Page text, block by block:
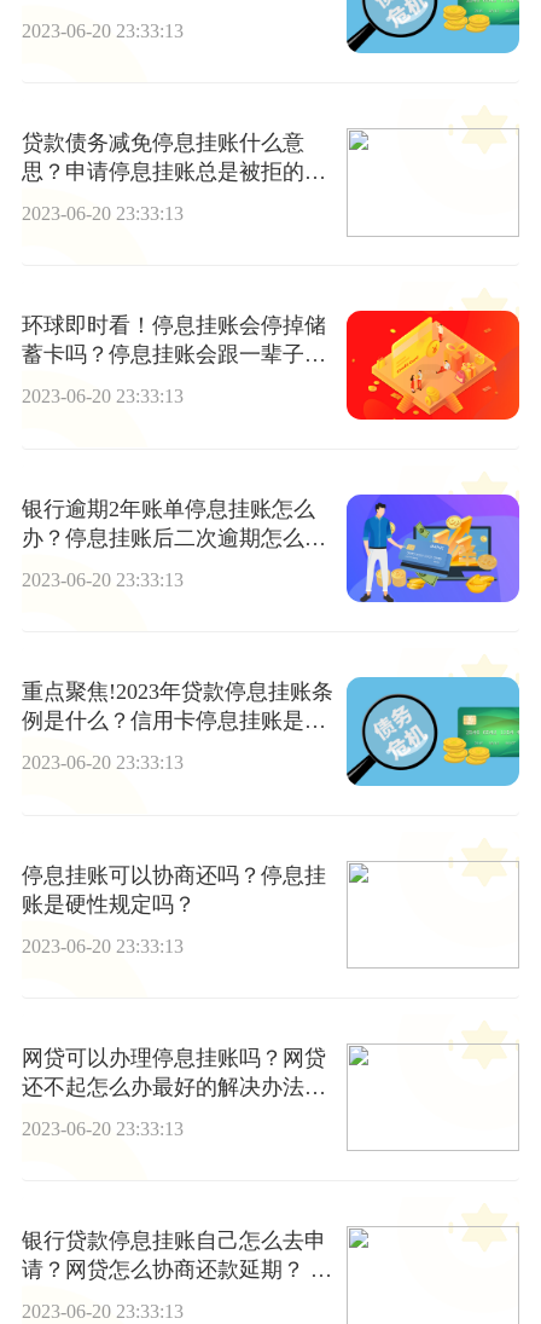
2023-06-20 23:33:13
贷款债务减免停息挂账什么意
思？申请停息挂账总是被拒的原
因分析-环球速看
2023-06-20 23:33:13
环球即时看！停息挂账会停掉储
蓄卡吗？停息挂账会跟一辈子
吗？
2023-06-20 23:33:13
银行逾期2年账单停息挂账怎么
办？停息挂账后二次逾期怎么
2023-06-20 23:33:13
重点聚焦!2023年贷款停息挂账条
例是什么？信用卡停息挂账是怎
么办理的？
2023-06-20 23:33:13
停息挂账可以协商还吗？停息挂
账是硬性规定吗？
2023-06-20 23:33:13
网贷可以办理停息挂账吗？网贷
还不起怎么办最好的解决办法是
2023-06-20 23:33:13
银行贷款停息挂账自己怎么去申
请？网贷怎么协商还款延期？ 播
资讯
2023-06-20 23:33:13